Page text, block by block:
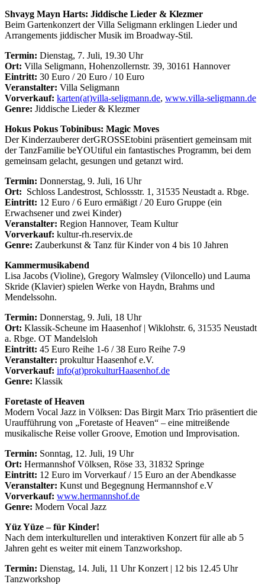
Shvayg Mayn Harts: Jiddische Lieder & Klezmer
Beim Gartenkonzert der Villa Seligmann erklingen Lieder und
Arrangements jiddischer Musik im Broadway-Stil.
Termin: Dienstag, 7. Juli, 19.30 Uhr
Ort: Villa Seligmann, Hohenzollernstr. 39, 30161 Hannover
Eintritt: 30 Euro / 20 Euro / 10 Euro
Veranstalter: Villa Seligmann
Vorverkauf: karten(at)villa-seligmann.de, www.villa-seligmann.de
Genre: Jiddische Lieder & Klezmer
Hokus Pokus Tobinibus: Magic Moves
Der Kinderzauberer derGROSSEtobini präsentiert gemeinsam mit
der TanzFamilie beYOUtiful ein fantastisches Programm, bei dem
gemeinsam gelacht, gesungen und getanzt wird.
Termin: Donnerstag, 9. Juli, 16 Uhr
Ort: Schloss Landestrost, Schlossstr. 1, 31535 Neustadt a. Rbge.
Eintritt: 12 Euro / 6 Euro ermäßigt / 20 Euro Gruppe (ein
Erwachsener und zwei Kinder)
Veranstalter: Region Hannover, Team Kultur
Vorverkauf: kultur-rh.reservix.de
Genre: Zauberkunst & Tanz für Kinder von 4 bis 10 Jahren
Kammermusikabend
Lisa Jacobs (Violine), Gregory Walmsley (Viloncello) und Lauma
Skride (Klavier) spielen Werke von Haydn, Brahms und
Mendelssohn.
Termin: Donnerstag, 9. Juli, 18 Uhr
Ort: Klassik-Scheune im Haasenhof | Wiklohstr. 6, 31535 Neustadt
a. Rbge. OT Mandelsloh
Eintritt: 45 Euro Reihe 1-6 / 38 Euro Reihe 7-9
Veranstalter: prokultur Haasenhof e.V.
Vorverkauf: info(at)prokulturHaasenhof.de
Genre: Klassik
Foretaste of Heaven
Modern Vocal Jazz in Völksen: Das Birgit Marx Trio präsentiert die
Uraufführung von „Foretaste of Heaven“ – eine mitreißende
musikalische Reise voller Groove, Emotion und Improvisation.
Termin: Sonntag, 12. Juli, 19 Uhr
Ort: Hermannshof Völksen, Röse 33, 31832 Springe
Eintritt: 12 Euro im Vorverkauf / 15 Euro an der Abendkasse
Veranstalter: Kunst und Begegnung Hermannshof e.V
Vorverkauf: www.hermannshof.de
Genre: Modern Vocal Jazz
Yüz Yüze – für Kinder!
Nach dem interkulturellen und interaktiven Konzert für alle ab 5
Jahren geht es weiter mit einem Tanzworkshop.
Termin: Dienstag, 14. Juli, 11 Uhr Konzert | 12 bis 12.45 Uhr
Tanzworkshop